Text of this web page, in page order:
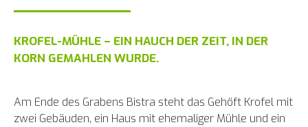
KROFEL-MÜHLE – EIN HAUCH DER ZEIT, IN DER
KORN GEMAHLEN WURDE.
Am Ende des Grabens Bistra steht das Gehöft Krofel mit
zwei Gebäuden, ein Haus mit ehemaliger Mühle und ein